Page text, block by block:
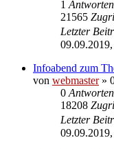
1 Antworten
21565
Letzter
Infoabend zum
von webmaster»
0 Antworten
18208
Letzter